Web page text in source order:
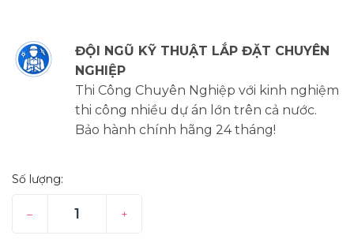
ĐỘI NGŨ KỸ THUẬT LẮP ĐẶT CHUYÊN
NGHIỆP
Thi Công Chuyên Nghiệp với kinh nghiệm
thi công nhiều dự án lớn trên cả nước.
Bảo hành chính hãng 24 tháng!
Số lượng:
– +